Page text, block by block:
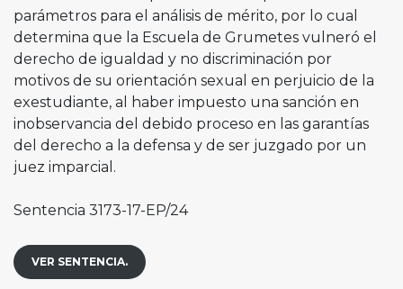
parámetros para el análisis de mérito, por lo cual
determina que la Escuela de Grumetes vulneró el
derecho de igualdad y no discriminación por
motivos de su orientación sexual en perjuicio de la
exestudiante, al haber impuesto una sanción en
inobservancia del debido proceso en las garantías
del derecho a la defensa y de ser juzgado por un
juez imparcial.
Sentencia 3173-17-EP/24
VER SENTENCIA.